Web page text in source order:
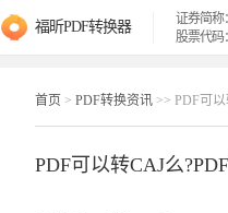
福昕PDF转换器
证券简称
股票代码
首页 > PDF转换资讯 >> PDF可
PDF可以转CAJ么